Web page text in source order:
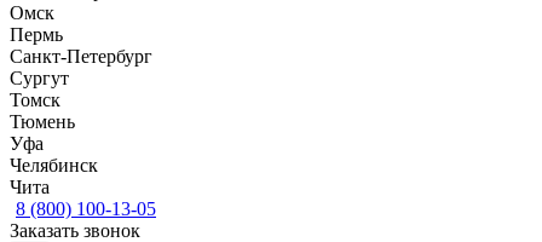
Омск
Пермь
Санкт-Петербург
Сургут
Томск
Тюмень
Уфа
Челябинск
Чита
8 (800) 100-13-05
Заказать звонок